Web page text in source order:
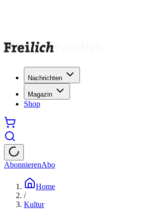
Nachrichten
Magazin
Shop
AbonnierenAbo
Home
/
Kultur